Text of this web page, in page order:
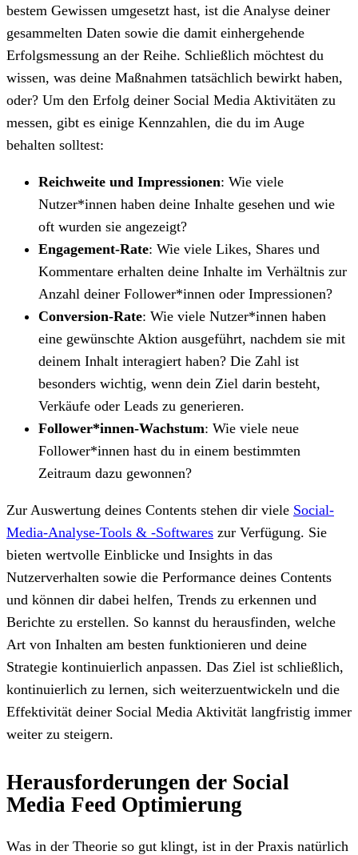
bestem Gewissen umgesetzt hast, ist die Analyse deiner
gesammelten Daten sowie die damit einhergehende
Erfolgsmessung an der Reihe. Schließlich möchtest du
wissen, was deine Maßnahmen tatsächlich bewirkt haben,
oder? Um den Erfolg deiner Social Media Aktivitäten zu
messen, gibt es einige Kennzahlen, die du im Auge
behalten solltest:
Reichweite und Impressionen: Wie viele
Nutzer*innen haben deine Inhalte gesehen und wie
oft wurden sie angezeigt?
Engagement-Rate: Wie viele Likes, Shares und
Kommentare erhalten deine Inhalte im Verhältnis zur
Anzahl deiner Follower*innen oder Impressionen?
Conversion-Rate: Wie viele Nutzer*innen haben
eine gewünschte Aktion ausgeführt, nachdem sie mit
deinem Inhalt interagiert haben? Die Zahl ist
besonders wichtig, wenn dein Ziel darin besteht,
Verkäufe oder Leads zu generieren.
Follower*innen-Wachstum: Wie viele neue
Follower*innen hast du in einem bestimmten
Zeitraum dazu gewonnen?
Zur Auswertung deines Contents stehen dir viele Social-
Media-Analyse-Tools & -Softwares zur Verfügung. Sie
bieten wertvolle Einblicke und Insights in das
Nutzerverhalten sowie die Performance deines Contents
und können dir dabei helfen, Trends zu erkennen und
Berichte zu erstellen. So kannst du herausfinden, welche
Art von Inhalten am besten funktionieren und deine
Strategie kontinuierlich anpassen. Das Ziel ist schließlich,
kontinuierlich zu lernen, sich weiterzuentwickeln und die
Effektivität deiner Social Media Aktivität langfristig immer
weiter zu steigern.
Herausforderungen der Social
Media Feed Optimierung
Was in der Theorie so gut klingt, ist in der Praxis natürlich